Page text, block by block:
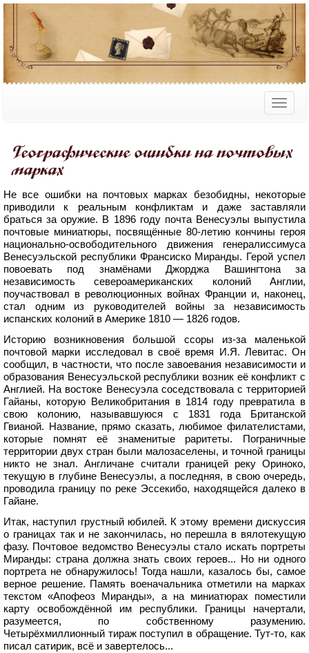
Географические ошибки на почтовых
марках
Не все ошибки на почтовых марках безобидны, некоторые
приводили к реальным конфликтам и даже заставляли
браться за оружие. В 1896 году почта Венесуэлы выпустила
почтовые миниатюры, посвящённые 80-летию кончины героя
национально-освободительного движения генералиссимуса
Венесуэльской республики Франсиско Миранды. Герой успел
повоевать под знамёнами Джорджа Вашингтона за
независимость североамериканских колоний Англии,
поучаствовал в революционных войнах Франции и, наконец,
стал одним из руководителей войны за независимость
испанских колоний в Америке 1810 — 1826 годов.
Историю возникновения большой ссоры из-за маленькой
почтовой марки исследовал в своё время И.Я. Левитас. Он
сообщил, в частности, что после завоевания независимости и
образования Венесуэльской республики возник её конфликт с
Англией. На востоке Венесуэла соседствовала с территорией
Гайаны, которую Великобритания в 1814 году превратила в
свою колонию, называвшуюся с 1831 года Британской
Гвианой. Название, прямо сказать, любимое филателистами,
которые помнят её знаменитые раритеты. Пограничные
территории двух стран были малозаселены, и точной границы
никто не знал. Англичане считали границей реку Ориноко,
текущую в глубине Венесуэлы, а последняя, в свою очередь,
проводила границу по реке Эссекибо, находящейся далеко в
Гайане.
Итак, наступил грустный юбилей. К этому времени дискуссия
о границах так и не закончилась, но перешла в вялотекущую
фазу. Почтовое ведомство Венесуэлы стало искать портреты
Миранды: страна должна знать своих героев... Но ни одного
портрета не обнаружилось! Тогда нашли, казалось бы, самое
верное решение. Память военачальника отметили на марках
текстом «Апофеоз Миранды», а на миниатюрах поместили
карту освобождённой им республики. Границы начертали,
разумеется, по собственному разумению.
Четырёхмиллионный тираж поступил в обращение. Тут-то, как
писал сатирик, всё и завертелось...